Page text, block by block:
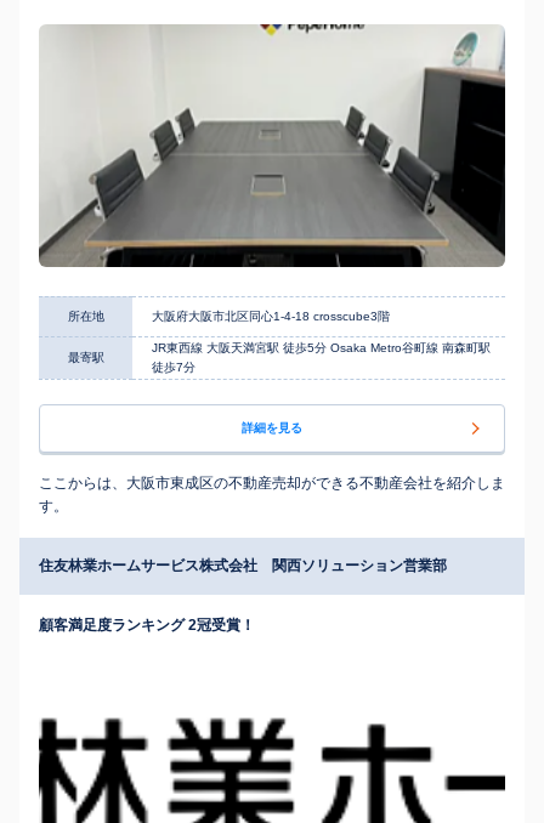
所在地 大阪府大阪市北区同心1-4-18 crosscube3階
最寄駅
JR東西線 大阪天満宮駅 徒歩5分 Osaka Metro谷町線 南森町駅
徒歩7分
詳細を見る
ここからは、大阪市東成区の不動産売却ができる不動産会社を紹介しま
す。
住友林業ホームサービス株式会社 関西ソリューション営業部
顧客満足度ランキング 2冠受賞！